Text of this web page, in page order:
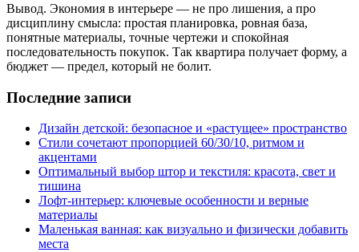
Вывод. Экономия в интерьере — не про лишения, а про
дисциплину смысла: простая планировка, ровная база,
понятные материалы, точные чертежи и спокойная
последовательность покупок. Так квартира получает форму, а
бюджет — предел, который не болит.
Последние записи
Дизайн детской: безопасное и «растущее» пространство
Стили сочетают пропорцией 60/30/10, ритмом и
акцентами
Оптимальный выбор штор и текстиля: красота, свет и
тишина
Лофт‑интерьер: ключевые особенности и верные
материалы
Маленькая ванная: как визуально и физически добавить
места